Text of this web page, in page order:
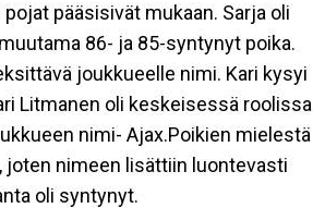
pääsisivät mukaan. Sarja oli
86- ja 85-syntynyt poika.
joukkueelle nimi. Kari kysyi
Litmanen oli keskeisessä roolissa
nimi- Ajax.Poikien mielestä
joten nimeen lisättiin luontevasti
oli syntynyt.